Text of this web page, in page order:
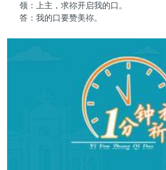
领：上主，求祢开启我的口。
答：我的口要赞美祢。